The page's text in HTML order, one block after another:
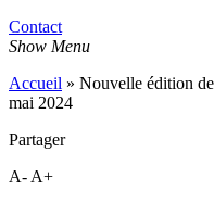
Contact
Show Menu
Accueil » Nouvelle édition
mai 2024
Partager
A- A+